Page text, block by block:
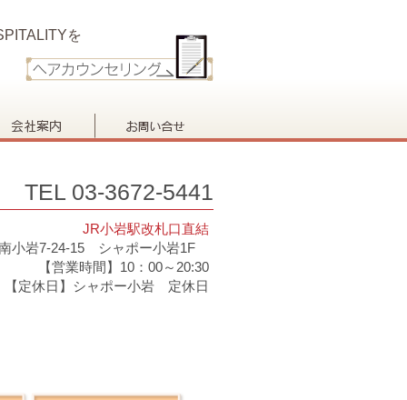
を
TEL 03-3672-5441
JR小岩駅改札口直結
小岩7-24-15 シャポー小岩1F
【営業時間】10：00～20:30
【定休日】シャポー小岩 定休日